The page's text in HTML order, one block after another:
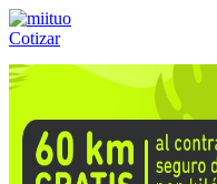
Cotizar
Llámanos al:(55) 84-21-05-00